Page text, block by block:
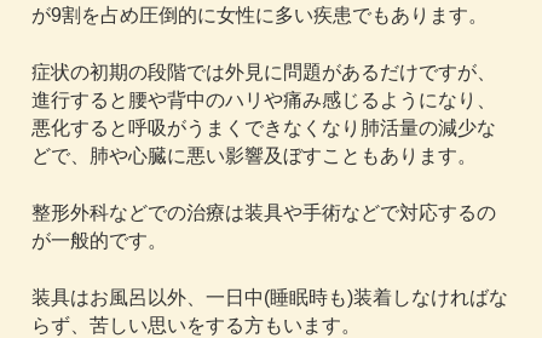
が9割を占め圧倒的に女性に多い疾患でもあります。
症状の初期の段階では外見に問題があるだけですが、
進行すると腰や背中のハリや痛み感じるようになり、
悪化すると呼吸がうまくできなくなり肺活量の減少な
どで、肺や心臓に悪い影響及ぼすこともあります。
整形外科などでの治療は装具や手術などで対応するの
が一般的です。
装具はお風呂以外、一日中(睡眠時も)装着しなければな
らず、苦しい思いをする方もいます。